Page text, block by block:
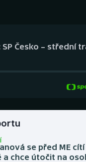
Česko – střední
se před ME
a chce útočit na